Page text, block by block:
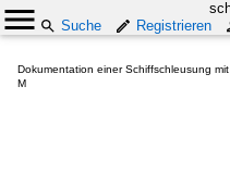
Suche
Registrieren
Dokumentation einer Schiffschleusung
M